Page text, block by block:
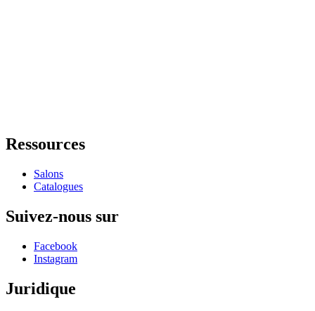
Ressources
Salons
Catalogues
Suivez-nous sur
Facebook
Instagram
Juridique